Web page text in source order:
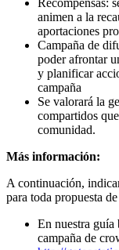
animen a la
aportaciones
Campaña de
poder afrontar
y planificar
campaña
Se valorará la
compartidos
comunidad.
Más información:
A continuación,
para toda propuesta
En nuestra guía
campaña de